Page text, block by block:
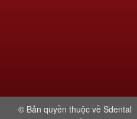
© Bản quyền thuộc về Sdental